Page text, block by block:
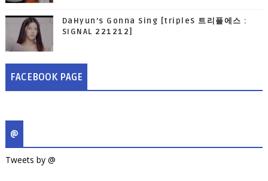
DaHyun’s Gonna Sing [tripleS 트리플에스 :
SIGNAL 221212]
FACEBOOK PAGE
@
Tweets by @